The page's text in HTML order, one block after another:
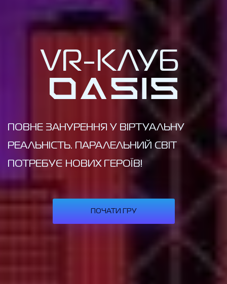
VR-КЛУБ
ПОВНЕ ЗАНУРЕННЯ У ВІРТУАЛЬНУ
РЕАЛЬНІСТЬ. ПАРАЛЕЛЬНИЙ СВІТ
ПОТРЕБУЄ НОВИХ ГЕРОЇВ!
ПОЧАТИ ГРУ